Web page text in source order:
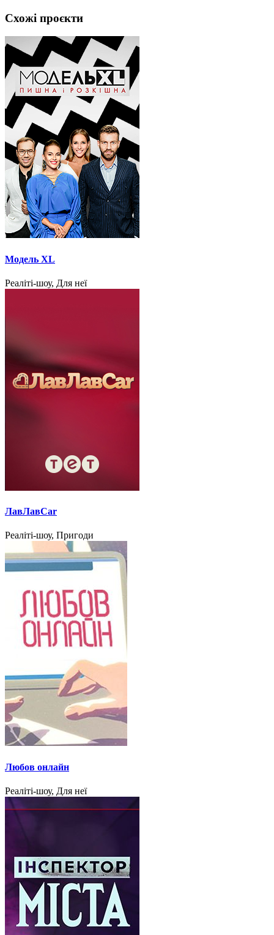
Схожі проєкти
Модель XL
Реаліті-шоу, Для неї
ЛавЛавCar
Реаліті-шоу, Пригоди
Любов онлайн
Реаліті-шоу, Для неї